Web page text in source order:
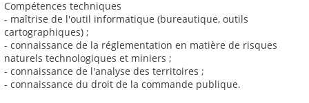
Compétences techniques
- maîtrise de l'outil informatique (bureautique, outils
cartographiques) ;
- connaissance de la réglementation en matière de risques
naturels technologiques et miniers ;
- connaissance de l'analyse des territoires ;
- connaissance du droit de la commande publique.